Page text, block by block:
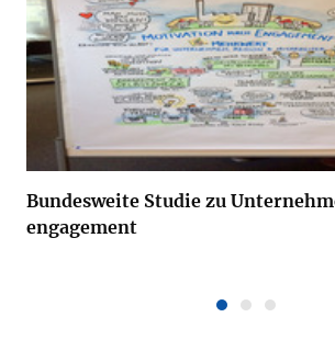
Bundesweite Studie zu
engagement